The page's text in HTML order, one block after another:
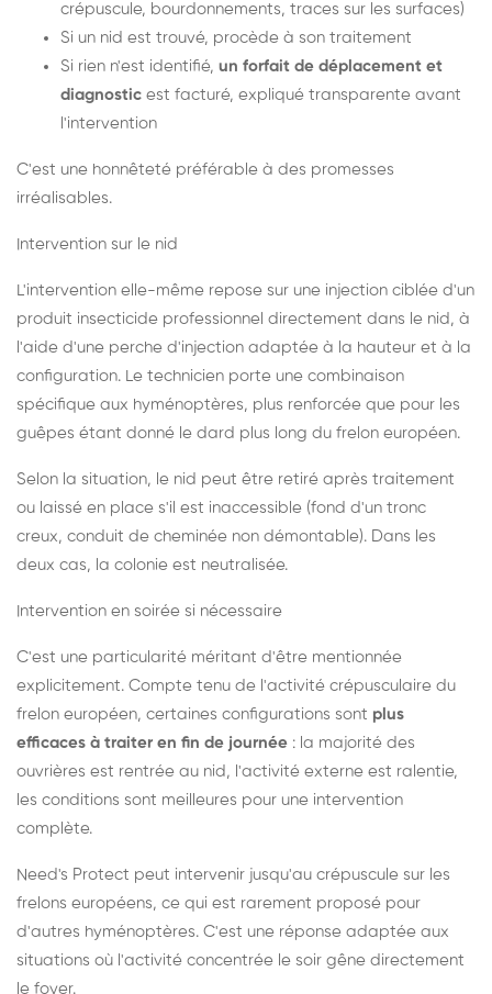
crépuscule, bourdonnements, traces sur les surfaces)
Si un nid est trouvé, procède à son traitement
Si rien n'est identifié, un forfait de déplacement et
diagnostic est facturé, expliqué transparente avant
l'intervention
C'est une honnêteté préférable à des promesses
irréalisables.
Intervention sur le nid
L'intervention elle-même repose sur une injection ciblée d'un
produit insecticide professionnel directement dans le nid, à
l'aide d'une perche d'injection adaptée à la hauteur et à la
configuration. Le technicien porte une combinaison
spécifique aux hyménoptères, plus renforcée que pour les
guêpes étant donné le dard plus long du frelon européen.
Selon la situation, le nid peut être retiré après traitement
ou laissé en place s'il est inaccessible (fond d'un tronc
creux, conduit de cheminée non démontable). Dans les
deux cas, la colonie est neutralisée.
Intervention en soirée si nécessaire
C'est une particularité méritant d'être mentionnée
explicitement. Compte tenu de l'activité crépusculaire du
frelon européen, certaines configurations sont plus
efficaces à traiter en fin de journée : la majorité des
ouvrières est rentrée au nid, l'activité externe est ralentie,
les conditions sont meilleures pour une intervention
complète.
Need's Protect peut intervenir jusqu'au crépuscule sur les
frelons européens, ce qui est rarement proposé pour
d'autres hyménoptères. C'est une réponse adaptée aux
situations où l'activité concentrée le soir gêne directement
le foyer.